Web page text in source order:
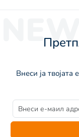
Внеси ја